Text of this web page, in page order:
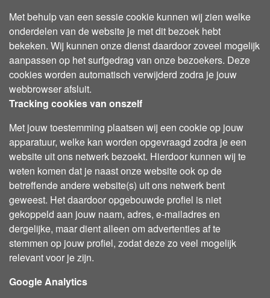
Met behulp van een sessie cookie kunnen wij zien welke
onderdelen van de website je met dit bezoek hebt
bekeken. Wij kunnen onze dienst daardoor zoveel mogelijk
aanpassen op het surfgedrag van onze bezoekers. Deze
cookies worden automatisch verwijderd zodra je jouw
webbrowser afsluit.
Tracking cookies van onszelf
Met jouw toestemming plaatsen wij een cookie op jouw
apparatuur, welke kan worden opgevraagd zodra je een
website uit ons netwerk bezoekt. Hierdoor kunnen wij te
weten komen dat je naast onze website ook op de
betreffende andere website(s) uit ons netwerk bent
geweest. Het daardoor opgebouwde profiel is niet
gekoppeld aan jouw naam, adres, e-mailadres en
dergelijke, maar dient alleen om advertenties af te
stemmen op jouw profiel, zodat deze zo veel mogelijk
relevant voor je zijn.
Google Analytics